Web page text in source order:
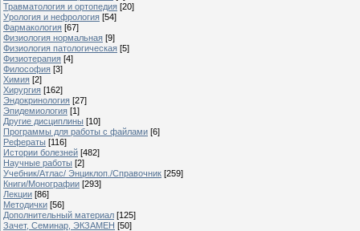
Травматология и ортопедия [20]
Урология и нефрология [54]
Фармакология [67]
Физиология нормальная [9]
Физиология патологическая [5]
Физиотерапия [4]
Философия [3]
Химия [2]
Хирургия [162]
Эндокринология [27]
Эпидемиология [1]
Другие дисциплины [10]
Программы для работы с файлами [6]
Рефераты [116]
Истории болезней [482]
Научные работы [2]
Учебник/Атлас/ Энциклоп./Справочник [259]
Книги/Монографии [293]
Лекции [86]
Методички [56]
Дополнительный материал [125]
Зачет, Семинар, ЭКЗАМЕН [50]